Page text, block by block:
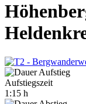
Aufstiegszeit
1:15 h